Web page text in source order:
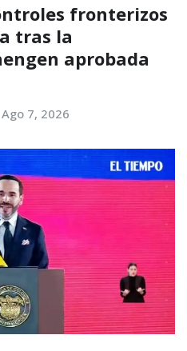
fronterizos
tras la
aprobada
Ago 7, 2026